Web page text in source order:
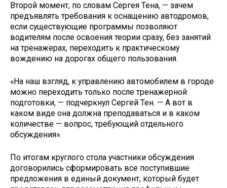
Второй момент, по словам Сергея Тена, — зачем
предъявлять требования к оснащению автодромов,
если существующие программы позволяют
водителям после освоения теории сразу, без занятий
на тренажерах, переходить к практическому
вождению на дорогах общего пользования.
«На наш взгляд, к управлению автомобилем в городе
можно переходить только после тренажерной
подготовки, — подчеркнул Сергей Тен. — А вот в
каком виде она должна преподаваться и в каком
количестве — вопрос, требующий отдельного
обсуждения».
По итогам круглого стола участники обсуждения
договорились сформировать все поступившие
предложения в единый документ, который будет